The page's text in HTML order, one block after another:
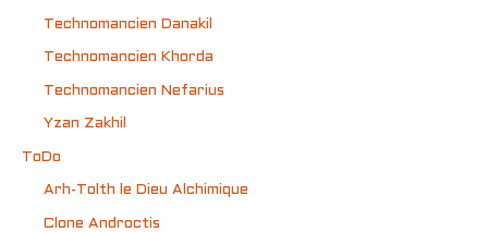
Technomancien Danakil
Technomancien Khorda
Technomancien Nefarius
Yzan Zakhil
ToDo
Arh-Tolth le Dieu Alchimique
Clone Androctis